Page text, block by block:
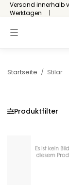
Versand innerhalb
Werktagen
Startseite / Stilar
Produktfilter